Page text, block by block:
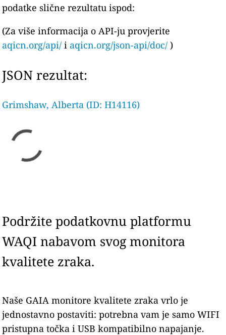
podatke slične rezultatu ispod:
(Za više informacija o API-ju provjerite
aqicn.org/api/ i aqicn.org/json-api/doc/ )
JSON rezultat:
Grimshaw, Alberta (ID: H14116)
Podržite podatkovnu platformu
WAQI nabavom svog monitora
kvalitete zraka.
Naše GAIA monitore kvalitete zraka vrlo je
jednostavno postaviti: potrebna vam je samo WIFI
pristupna točka i USB kompatibilno napajanje.